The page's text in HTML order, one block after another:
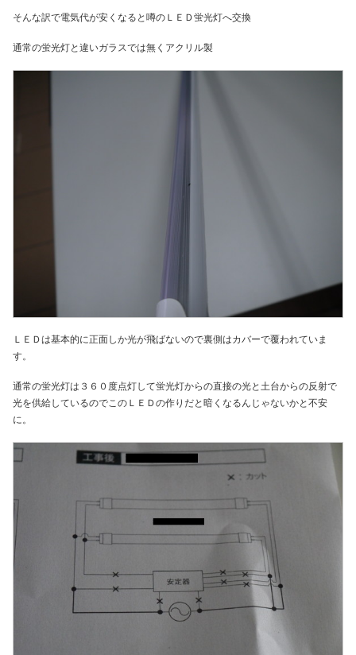
そんな訳で電気代が安くなると噂のＬＥＤ蛍光灯へ交換
通常の蛍光灯と違いガラスでは無くアクリル製
ＬＥＤは基本的に正面しか光が飛ばないので裏側はカバーで覆われていま
す。
通常の蛍光灯は３６０度点灯して蛍光灯からの直接の光と土台からの反射で
光を供給しているのでこのＬＥＤの作りだと暗くなるんじゃないかと不安
に。